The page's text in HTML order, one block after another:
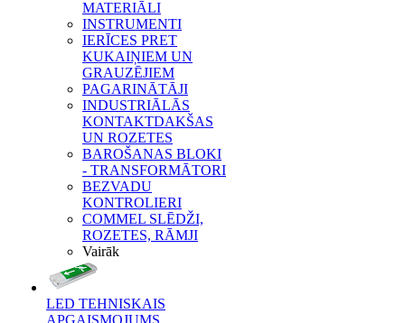
MATERIĀLI
INSTRUMENTI
IERĪCES PRET
KUKAIŅIEM UN
GRAUZĒJIEM
PAGARINĀTĀJI
INDUSTRIĀLĀS
KONTAKTDAKŠAS
UN ROZETES
BAROŠANAS BLOKI
- TRANSFORMĀTORI
BEZVADU
KONTROLIERI
COMMEL SLĒDŽI,
ROZETES, RĀMJI
Vairāk
LED TEHNISKAIS
APGAISMOJUMS